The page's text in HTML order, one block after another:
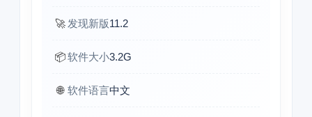
🚀 发现新版11.2
📦软件大小3.2G
🌐 软件语言中文